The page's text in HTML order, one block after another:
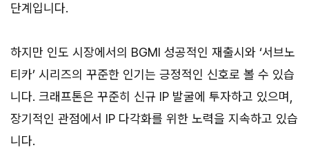
단계입니다.
하지만 인도 시장에서의 BGMI 성공적인 재출시와 ‘서브노
티카’ 시리즈의 꾸준한 인기는 긍정적인 신호로 볼 수 있습
니다. 크래프톤은 꾸준히 신규 IP 발굴에 투자하고 있으며,
장기적인 관점에서 IP 다각화를 위한 노력을 지속하고 있습
니다.